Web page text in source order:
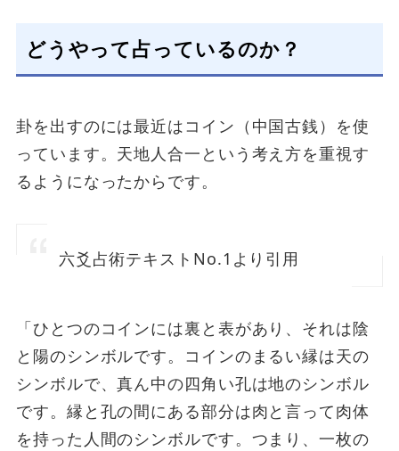
どうやって占っているのか？
卦を出すのには最近はコイン（中国古銭）を使
っています。天地人合一という考え方を重視す
るようになったからです。
六爻占術テキストNo.1より引用
「ひとつのコインには裏と表があり、それは陰
と陽のシンボルです。コインのまるい縁は天の
シンボルで、真ん中の四角い孔は地のシンボル
です。縁と孔の間にある部分は肉と言って肉体
を持った人間のシンボルです。つまり、一枚の